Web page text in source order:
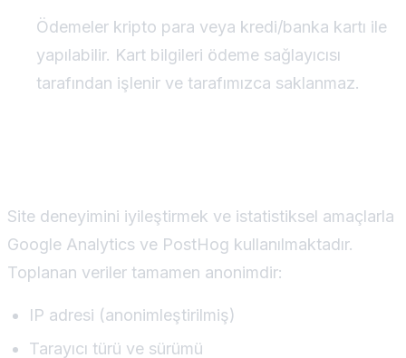
Ödemeler kripto para veya kredi/banka kartı ile
yapılabilir. Kart bilgileri ödeme sağlayıcısı
tarafından işlenir ve tarafımızca saklanmaz.
Site deneyimini iyileştirmek ve istatistiksel amaçlarla
Google Analytics ve PostHog kullanılmaktadır.
Toplanan veriler tamamen anonimdir:
IP adresi (anonimleştirilmiş)
Tarayıcı türü ve sürümü